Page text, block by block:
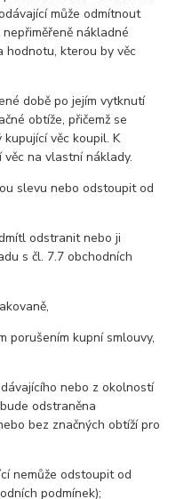
může odmítnout
nákladné
hodnotu, kterou by věc
době po jejím vytknutí
obtíže, přičemž se
věc koupil. K
na vlastní náklady.
slevu nebo odstoupit od
odstranit nebo ji
s čl. 7.7 obchodních
porušením kupní smlouvy,
nebo z okolností
odstraněna
bez značných obtíží pro
nemůže odstoupit od
podmínek);